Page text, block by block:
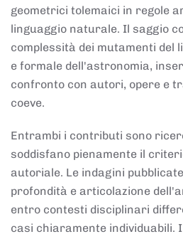
geometrici tolemaici in regole
linguaggio naturale. Il saggio
complessità dei mutamenti del
e formale dell'astronomia,
confronto con autori, opere e
coeve.
Entrambi i contributi sono
soddisfano pienamente il
autoriale. Le indagini
profondità e articolazione
entro contesti disciplinari
casi chiaramente individuabili.